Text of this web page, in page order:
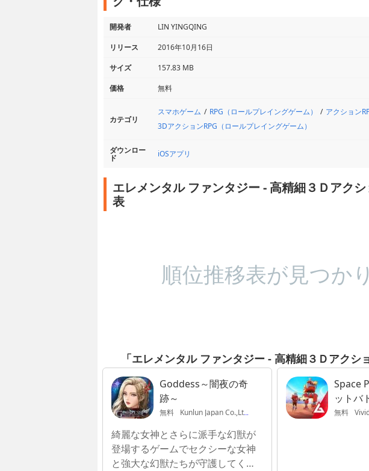
開発者
LIN YINGQING
リリース
2016年10月16日
サイズ
157.83 MB
価格
無料
カテゴリ
スマホゲーム RPG（ロールプレイングゲーム）
アクション
3DアクションRPG（ロールプレイングゲーム）
ダウンロー
ド iOSアプリ
エレメンタル ファンタジー - 高精細３Ｄアク
表
順位推移表が見つか
「エレメンタル ファンタジー - 高精細３Ｄアクシ
Goddess～闇夜の奇
跡～
無料 Kunlun Japan Co.,Ltd.
綺麗な女神とさらに派手な幻獣が
登場するゲームでセクシーな女神
と強大な幻獣たちが守護してくれ
Space
ットバ
無料